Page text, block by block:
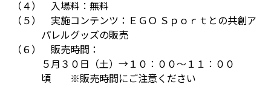
（４） 入場料：無料
（５） 実施コンテンツ：ＥＧＯ Ｓｐｏｒｔとの共創ア
パレルグッズの販売
（６） 販売時間：
５月３０日（土）→１０：００～１１：００
頃 ※販売時間にご注意ください